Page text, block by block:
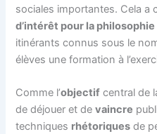
sociales importantes. Cela a
d’intérêt pour la
itinérants connus sous le
élèves une formation à
Comme l’objectif central de
de déjouer et devaincre
techniques rhétoriques de